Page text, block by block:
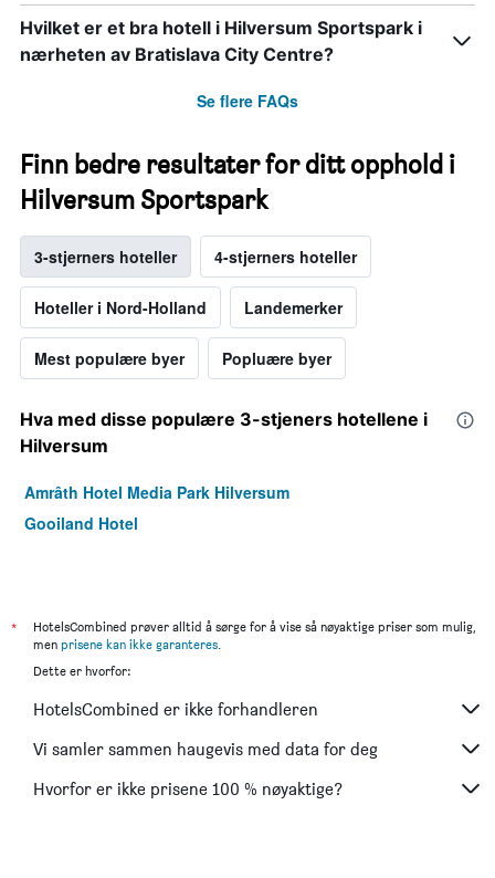
Hvilket er et bra hotell i Hilversum Sportspark i
nærheten av Bratislava City Centre?
Se flere FAQs
Finn bedre resultater for ditt opphold i
Hilversum Sportspark
3-stjerners hoteller 4-stjerners hoteller
Hoteller i Nord-Holland Landemerker
Mest populære byer Popluære byer
Hva med disse populære 3-stjeners hotellene i
Hilversum
Amrâth Hotel Media Park Hilversum
Gooiland Hotel
*
HotelsCombined prøver alltid å sørge for å vise så nøyaktige priser som mulig,
men prisene kan ikke garanteres.
Dette er hvorfor:
HotelsCombined er ikke forhandleren
Vi samler sammen haugevis med data for deg
Hvorfor er ikke prisene 100 % nøyaktige?